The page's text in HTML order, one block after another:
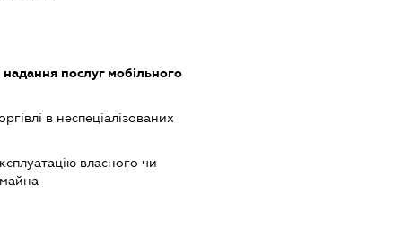
надання послуг мобільного
в неспеціалізованих
власного чи